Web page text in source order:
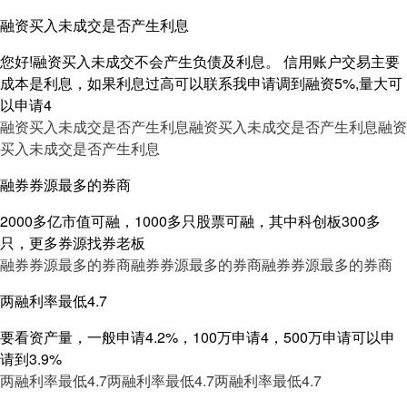
融资买入未成交是否产生利息
您好!融资买入未成交不会产生负债及利息。 信用账户交易主要
成本是利息，如果利息过高可以联系我申请调到融资5%,量大可
以申请4
融资买入未成交是否产生利息融资买入未成交是否产生利息融资
买入未成交是否产生利息
融券券源最多的券商
2000多亿市值可融，1000多只股票可融，其中科创板300多
只，更多券源找券老板
融券券源最多的券商融券券源最多的券商融券券源最多的券商
两融利率最低4.7
要看资产量，一般申请4.2%，100万申请4，500万申请可以申
请到3.9%
两融利率最低4.7两融利率最低4.7两融利率最低4.7